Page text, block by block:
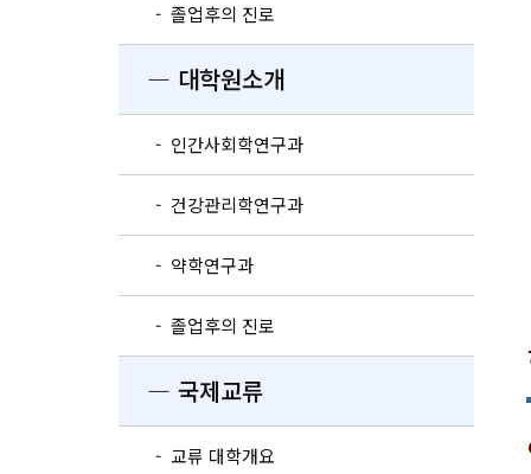
- 졸업후의 진로
― 대학원소개
- 인간사회학연구과
- 건강관리학연구과
- 약학연구과
- 졸업후의 진로
― 국제교류
- 교류 대학개요